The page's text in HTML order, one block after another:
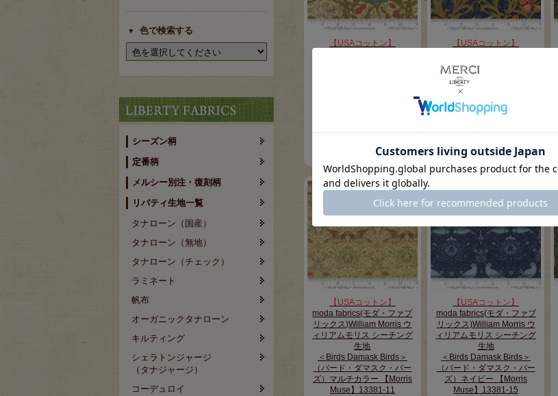
色で検索する
シーズン柄
定番柄
メルシー別注・復刻柄
リバティ生地一覧
タナローン（国産）
タナローン（無地）
タナローン（チェック）
ラミネート
帆布
オーガニックタナローン
キルティング
シェラトンジャージ
（タナジャージ）
コーデュロイ
【USAコットン】
Muse】13380-11
220円 (税込)
【USAコットン】
リックス)William Morris ウ
ィリアムモリス シーチング
リス・フローラル・バー
Muse】13380-14
販売価格 220円 (税込)
【USAコットン】
moda fabrics(モダ・ファブ
リックス)William Morris ウ
ィリアムモリス シーチング
生地
＜Birds Damask Birds＞
（バード・ダマスク・バー
ズ）マルチカラー 【Morris
Muse】13381-11
【USAコットン】
moda fabrics(モダ・ファブ
リックス)William Morris ウ
ィリアムモリス シーチング
生地
＜Birds Damask Birds＞
（バード・ダマスク・バー
ズ）ネイビー 【Morris
Muse】13381-15